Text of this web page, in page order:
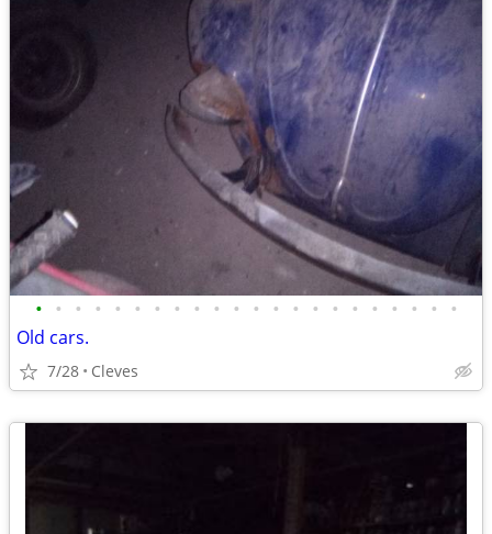
• • • • • • • • • • • • • • • • • • • • • •
Old cars.
7/28 Cleves